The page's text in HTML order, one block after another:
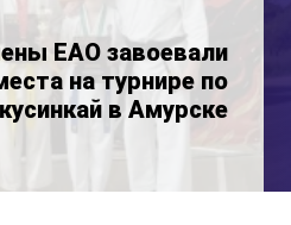
ЕАО завоевали
на турнире по
в Амурске